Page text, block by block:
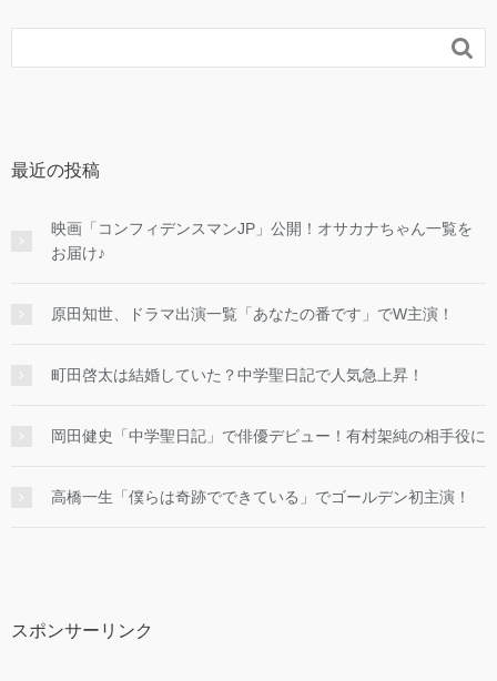

最近の投稿
映画「コンフィデンスマンJP」公開！オサカナちゃん一覧を
お届け♪
原田知世、ドラマ出演一覧「あなたの番です」でW主演！
町田啓太は結婚していた？中学聖日記で人気急上昇！
岡田健史「中学聖日記」で俳優デビュー！有村架純の相手役に
高橋一生「僕らは奇跡でできている」でゴールデン初主演！
スポンサーリンク